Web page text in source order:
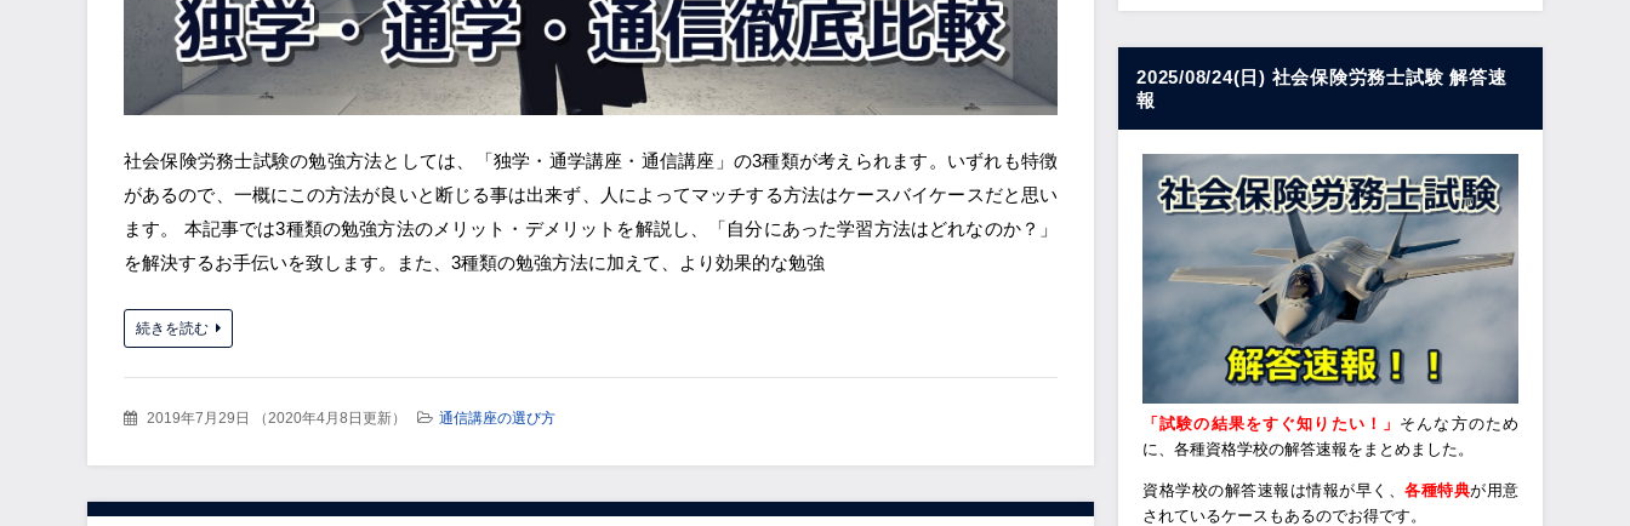
社会保険労務士試験の勉強方法としては、「独学・通学講座・通信講座」の3種類が考えられます。いずれも特徴
があるので、一概にこの方法が良いと断じる事は出来ず、人によってマッチする方法はケースバイケースだと思い
ます。 本記事では3種類の勉強方法のメリット・デメリットを解説し、「自分にあった学習方法はどれなのか？」
を解決するお手伝いを致します。また、3種類の勉強方法に加えて、より効果的な勉強
続きを読む
2019年7月29日 （ 2020年4月8日更新） 通信講座の選び方
2025/08/24(日) 社会保険労務士試験 解答速
報
「試験の結果をすぐ知りたい！」 そんな方のため
に、各種資格学校の解答速報をまとめました。
資格学校の解答速報は情報が早く、 各種特典が用意
されているケースもあるのでお得です。